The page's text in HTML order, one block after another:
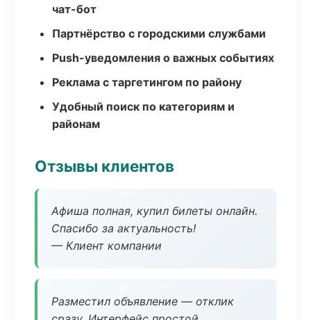
чат-бот
Партнёрство с городскими службами
Push-уведомления о важных событиях
Реклама с таргетингом по району
Удобный поиск по категориям и
районам
Отзывы клиентов
Афиша полная, купил билеты онлайн.
Спасибо за актуальность!
— Клиент компании
Разместил объявление — отклик